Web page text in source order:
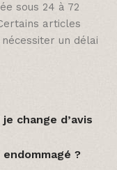
sous 24 à 72
articles
un délai
change d’avis
?